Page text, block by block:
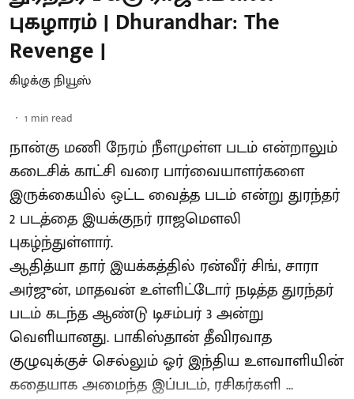
புகழாரம் | Dhurandhar: The
Revenge |
கிழக்கு நியூஸ்
1 min read
நான்கு மணி நேரம் நீளமுள்ள படம் என்றாலும்
கடைசிக் காட்சி வரை பார்வையாளர்களை
இருக்கையில் ஒட்ட வைத்த படம் என்று துரந்தர்
2 படத்தை இயக்குநர் ராஜமௌலி
புகழ்ந்துள்ளார்.
ஆதித்யா தார் இயக்கத்தில் ரன்வீர் சிங், சாரா
அர்ஜுன், மாதவன் உள்ளிட்டோர் நடித்த துரந்தர்
படம் கடந்த ஆண்டு டிசம்பர் 3 அன்று
வெளியானது. பாகிஸ்தான் தீவிரவாத
குழுவுக்குச் செல்லும் ஓர் இந்திய உளவாளியின்
கதையாக அமைந்த இப்படம், ரசிகர்களி ...